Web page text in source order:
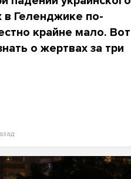
в Геленджике по-
крайне мало. Вот
о жертвах за три